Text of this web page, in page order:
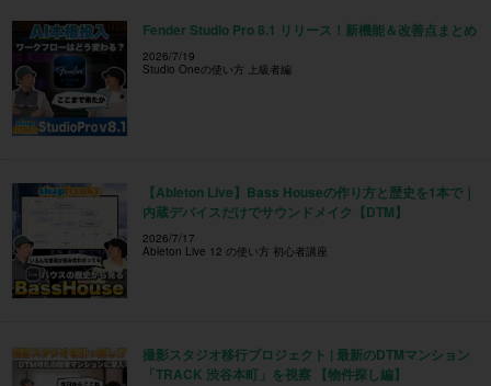
Fender Studio Pro 8.1 リリース！新機能＆改善点まとめ
2026/7/19
Studio Oneの使い方 上級者編
【Ableton Live】Bass Houseの作り方と歴史を1本で｜
内蔵デバイスだけでサウンドメイク【DTM】
2026/7/17
Ableton Live 12 の使い方 初心者講座
撮影スタジオ移行プロジェクト | 最新のDTMマンション
「TRACK 渋谷本町」を視察 【物件探し編】